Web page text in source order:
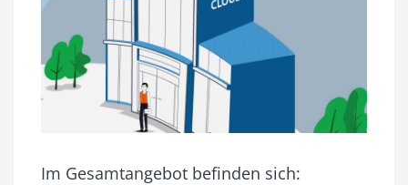
Im Gesamtangebot befinden sich: